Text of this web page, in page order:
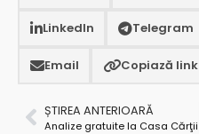
LinkedIn Telegram
Email Copiază link
ȘTIREA ANTERIOARĂ
Analize gratuite la Casa Cărţii